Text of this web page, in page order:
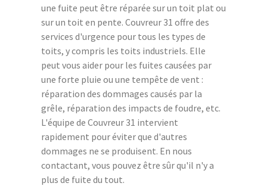
une fuite peut être réparée sur un toit plat ou
sur un toit en pente. Couvreur 31 offre des
services d'urgence pour tous les types de
toits, y compris les toits industriels. Elle
peut vous aider pour les fuites causées par
une forte pluie ou une tempête de vent :
réparation des dommages causés par la
grêle, réparation des impacts de foudre, etc.
L'équipe de Couvreur 31 intervient
rapidement pour éviter que d'autres
dommages ne se produisent. En nous
contactant, vous pouvez être sûr qu'il n'y a
plus de fuite du tout.